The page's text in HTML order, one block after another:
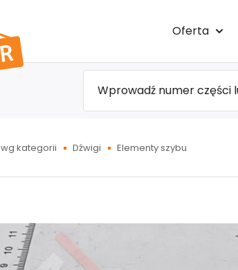
Oferta
wg kategorii Dźwigi Elementy szybu